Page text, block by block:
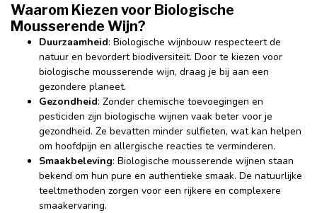
Waarom Kiezen voor Biologische
Mousserende Wijn?
Duurzaamheid: Biologische wijnbouw respecteert de
natuur en bevordert biodiversiteit. Door te kiezen voor
biologische mousserende wijn, draag je bij aan een
gezondere planeet.
Gezondheid: Zonder chemische toevoegingen en
pesticiden zijn biologische wijnen vaak beter voor je
gezondheid. Ze bevatten minder sulfieten, wat kan helpen
om hoofdpijn en allergische reacties te verminderen.
Smaakbeleving: Biologische mousserende wijnen staan
bekend om hun pure en authentieke smaak. De natuurlijke
teeltmethoden zorgen voor een rijkere en complexere
smaakervaring.